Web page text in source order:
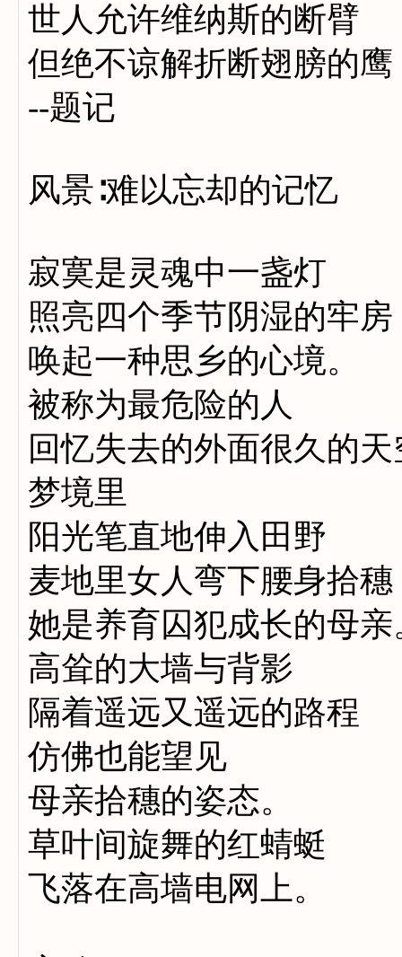
世人允许维纳斯的断臂
但绝不谅解折断翅膀的鹰
--题记
风景∶难以忘却的记忆
寂寞是灵魂中一盏灯
照亮四个季节阴湿的牢房
唤起一种思乡的心境。
被称为最危险的人
回忆失去的外面很久的天
梦境里
阳光笔直地伸入田野
麦地里女人弯下腰身拾穗
她是养育囚犯成长的母亲
高耸的大墙与背影
隔着遥远又遥远的路程
仿佛也能望见
母亲拾穗的姿态。
草叶间旋舞的红蜻蜓
飞落在高墙电网上。